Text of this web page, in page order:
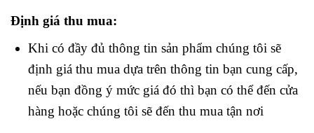
Định giá thu mua:
Khi có đầy đủ thông tin sản phẩm chúng tôi sẽ
định giá thu mua dựa trên thông tin bạn cung cấp,
nếu bạn đồng ý mức giá đó thì bạn có thể đến cửa
hàng hoặc chúng tôi sẽ đến thu mua tận nơi